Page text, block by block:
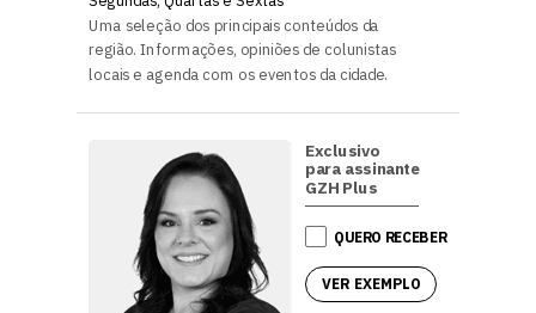
Uma seleção dos principais conteúdos da
região. Informações, opiniões de colunistas
locais e agenda com os eventos da cidade.
QUERO RECEBER
VER EXEMPLO
Exclusivo
para assinante
GZH Plus